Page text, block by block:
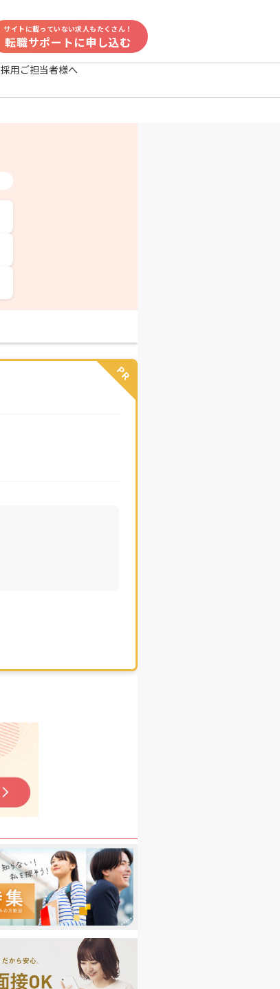
サイトに載っていない求人もたくさん！
転職サポートに申し込む
採用ご担当者様へ
PR